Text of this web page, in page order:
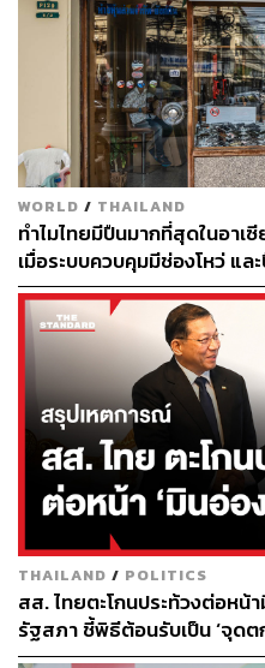
WORLD / THAILAND
ทำไมไทยมีปืนมากที่สุดในอาเ
เมื่อระบบควบคุมมีช่องโหว่ แล
THAILAND / POLITICS
สส. ไทยตะโกนประท้วงต่อหน้
รัฐสภา ชี้พิธีต้อนรับเป็น ‘จุด
ทูตไทย